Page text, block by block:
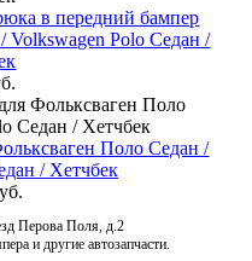
в передний бампер
Volkswagen Polo Седан /
Поло Cедан /
/ Хетчбек
Перова Поля, д.2
и другие автозапчасти.